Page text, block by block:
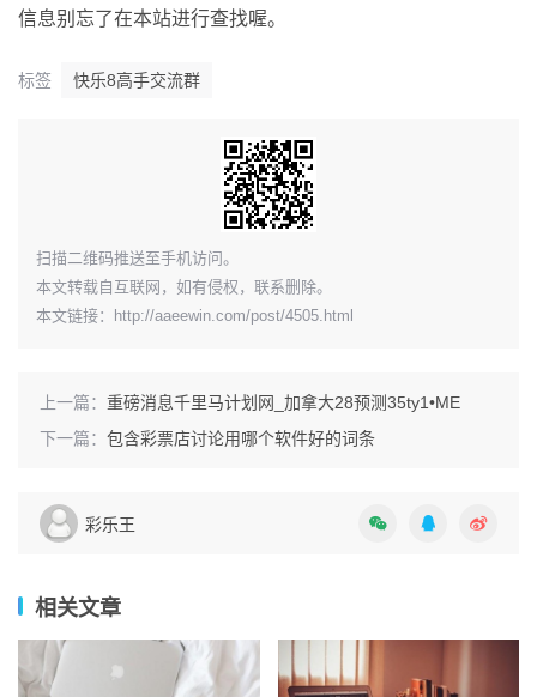
信息别忘了在本站进行查找喔。
标签 快乐8高手交流群
​扫描二维码推送至手机访问。
本文转载自互联网，如有侵权，联系删除。
本文链接： http://aaeewin.com/post/4505.html
上一篇： 重磅消息千里马计划网_加拿大28预测35ty1 •ME
下一篇： 包含彩票店讨论用哪个软件好的词条
彩乐王
相关文章